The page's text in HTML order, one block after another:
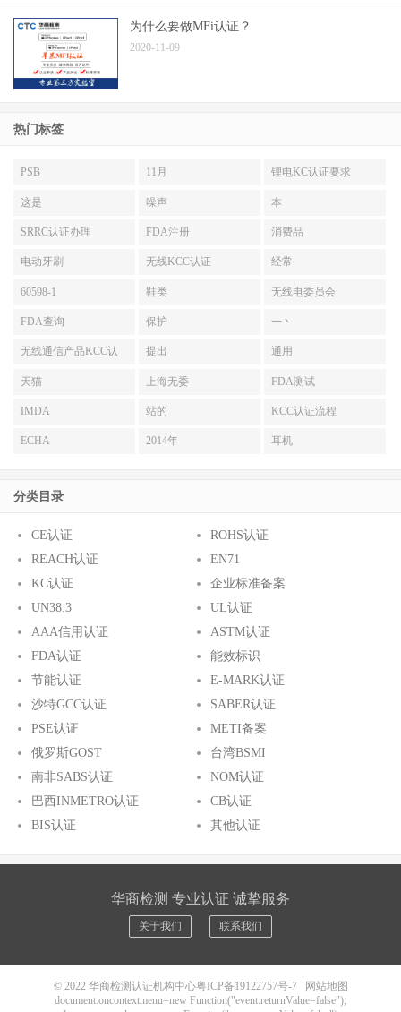
为什么要做MFi认证？
2020-11-09
热门标签
PSB 11月 锂电KC认证要求
这是 噪声 本
SRRC认证办理 FDA注册 消费品
电动牙刷 无线KCC认证 经常
60598-1 鞋类 无线电委员会
FDA查询 保护 一丶
无线通信产品KCC认
证
提出 通用
天猫 上海无委 FDA测试
IMDA 站的 KCC认证流程
ECHA 2014年 耳机
分类目录
CE认证
ROHS认证
REACH认证
EN71
KC认证
企业标准备案
UN38.3
UL认证
AAA信用认证
ASTM认证
FDA认证
能效标识
节能认证
E-MARK认证
沙特GCC认证
SABER认证
PSE认证
METI备案
俄罗斯GOST
台湾BSMI
南非SABS认证
NOM认证
巴西INMETRO认证
CB认证
BIS认证
其他认证
华商检测 专业认证 诚挚服务
关于我们 联系我们
© 2022 华商检测认证机构中心粤ICP备19122757号-7
网站地图
document.oncontextmenu=new Function("event.returnValue=false");